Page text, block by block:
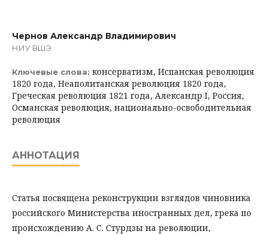
Чернов Александр Владимирович
НИУ ВШЭ
Ключевые слова: консерватизм, Испанская революция
1820 года, Неаполитанская революция 1820 года,
Греческая революция 1821 года, Александр I, Россия,
Османская революция, национально-освободительная
революция
АННОТАЦИЯ
Статья посвящена реконструкции взглядов чиновника
российского Министерства иностранных дел, грека по
происхождению А. С. Стурдзы на революции,